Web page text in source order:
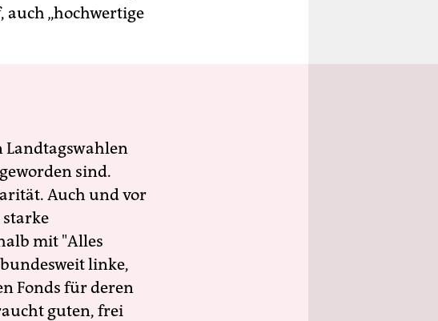
auch „hochwertige
Landtagswahlen
sind.
Auch und vor
mit "Alles
linke,
Fonds für deren
guten, frei